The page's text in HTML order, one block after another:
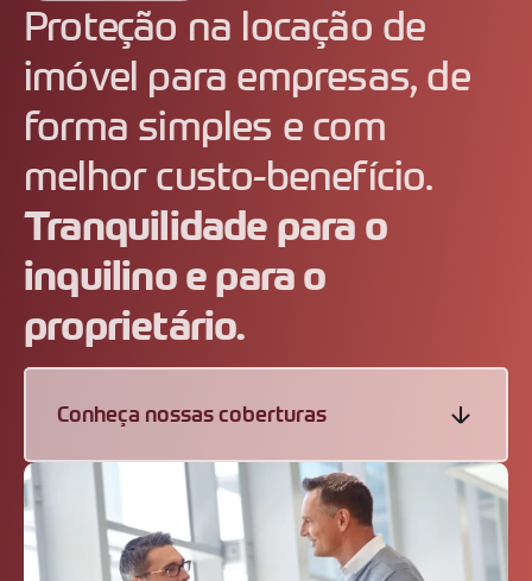
Proteção na locação de
imóvel para empresas, de
forma simples e com
melhor custo-benefício.
Tranquilidade para o
inquilino e para o
proprietário.
Conheça nossas coberturas